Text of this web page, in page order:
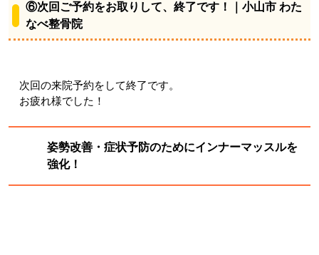
⑥次回ご予約をお取りして、終了です！｜小山市 わた
なべ整骨院
次回の来院予約をして終了です。
お疲れ様でした！
姿勢改善・症状予防のためにインナーマッスルを
強化！